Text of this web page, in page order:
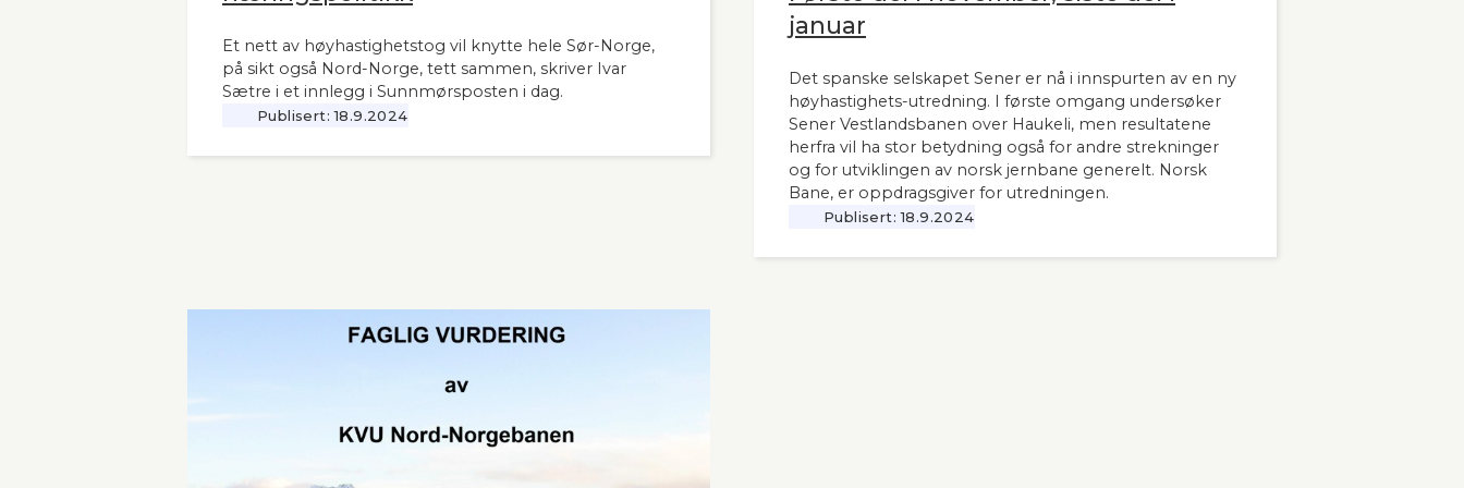
Et nett av høyhastighetstog vil knytte hele Sør-Norge,
på sikt også Nord-Norge, tett sammen, skriver Ivar
Sætre i et innlegg i Sunnmørsposten i dag.
Publisert: 18.9.2024
januar
Det spanske selskapet Sener er nå i innspurten av en ny
høyhastighets-utredning. I første omgang undersøker
Sener Vestlandsbanen over Haukeli, men resultatene
herfra vil ha stor betydning også for andre strekninger
og for utviklingen av norsk jernbane generelt. Norsk
Bane, er oppdragsgiver for utredningen.
Publisert: 18.9.2024